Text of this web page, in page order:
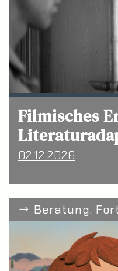
Filmisches
02.12.2026
Beratung,